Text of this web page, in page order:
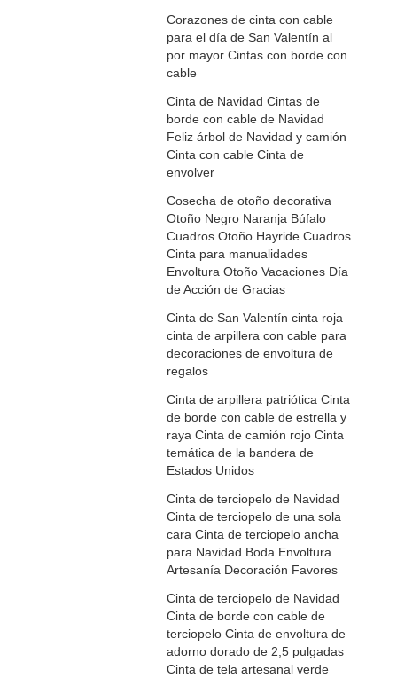
Corazones de cinta con cable
para el día de San Valentín al
por mayor Cintas con borde con
cable
Cinta de Navidad Cintas de
borde con cable de Navidad
Feliz árbol de Navidad y camión
Cinta con cable Cinta de
envolver
Cosecha de otoño decorativa
Otoño Negro Naranja Búfalo
Cuadros Otoño Hayride Cuadros
Cinta para manualidades
Envoltura Otoño Vacaciones Día
de Acción de Gracias
Cinta de San Valentín cinta roja
cinta de arpillera con cable para
decoraciones de envoltura de
regalos
Cinta de arpillera patriótica Cinta
de borde con cable de estrella y
raya Cinta de camión rojo Cinta
temática de la bandera de
Estados Unidos
Cinta de terciopelo de Navidad
Cinta de terciopelo de una sola
cara Cinta de terciopelo ancha
para Navidad Boda Envoltura
Artesanía Decoración Favores
Cinta de terciopelo de Navidad
Cinta de borde con cable de
terciopelo Cinta de envoltura de
adorno dorado de 2,5 pulgadas
Cinta de tela artesanal verde